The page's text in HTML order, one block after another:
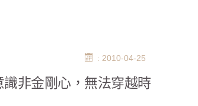
: 2010-04-25
非金剛心，無法穿越時